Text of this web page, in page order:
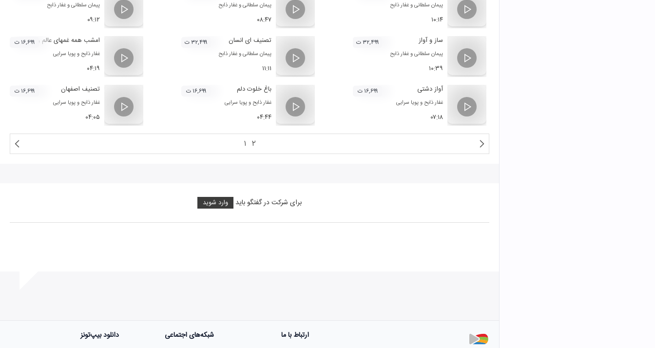
پیمان سلطانیوغفار ذابح
۱۰:۱۴
پیمان سلطانیوغفار ذابح
۰۸:۴۷
پیمان سلطانیوغفار ذابح
۰۹:۱۲
ساز و آواز
پیمان سلطانیوغفار ذابح
۱۰:۳۹
۳۲,۴۹۹ ت تصنیف ای انسان
پیمان سلطانیوغفار ذابح
۱۱:۱۱
۳۲,۴۹۹ ت امشب همه غمهای عالم را خبر کن
غفار ذابح وپویا سرایی‌
۰۴:۱۹
۱۶,۶۹۹ ت
آواز دشتی
غفار ذابح وپویا سرایی‌
۰۷:۱۸
۱۶,۶۹۹ ت باغ خلوت دلم
غفار ذابح وپویا سرایی‌
۰۴:۴۴
۱۶,۶۹۹ ت تصنیف اصفهان
غفار ذابح وپویا سرایی‌
۰۴:۰۵
۱۶,۶۹۹ ت
۱ ۲
برای شرکت در گفتگو باید وارد شوید
هنوز نظری به ثبت نرسیده‌است.
ارتباط با ما شبکه‌های اجتماعی دانلود بیپ‌تونز